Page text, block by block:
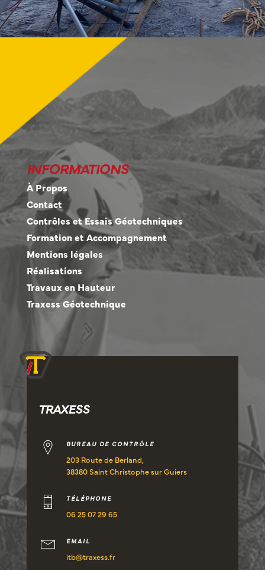
INFORMATIONS
À Propos
Contact
Contrôles et Essais Géotechniques
Formation et Accompagnement
Mentions légales
Réalisations
Travaux en Hauteur
Traxess Géotechnique
TRAXESS
BUREAU DE CONTRÔLE
203 Route de Berland,
38380 Saint Christophe sur Guiers
TÉLÉPHONE
06 25 07 29 65
EMAIL
itb@traxess.fr